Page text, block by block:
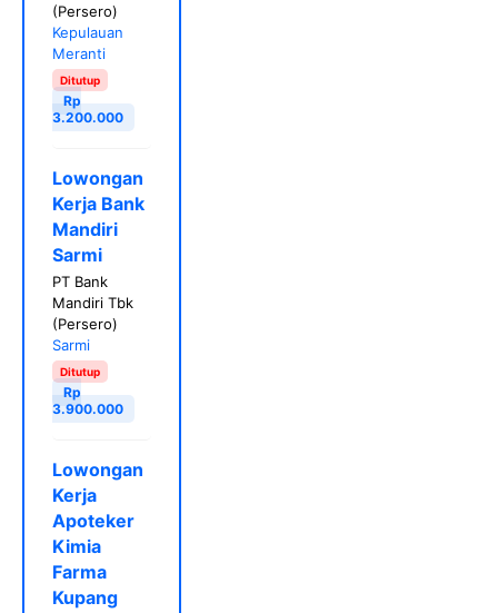
(Persero)
Kepulauan
Meranti
Ditutup
Rp
3.200.000
Lowongan
Kerja Bank
Mandiri
Sarmi
PT Bank
Mandiri Tbk
(Persero)
Sarmi
Ditutup
Rp
3.900.000
Lowongan
Kerja
Apoteker
Kimia
Farma
Kupang